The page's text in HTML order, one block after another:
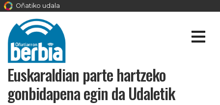
Oñatiko udala
Euskaraldian parte hartzeko
gonbidapena egin da Udaletik